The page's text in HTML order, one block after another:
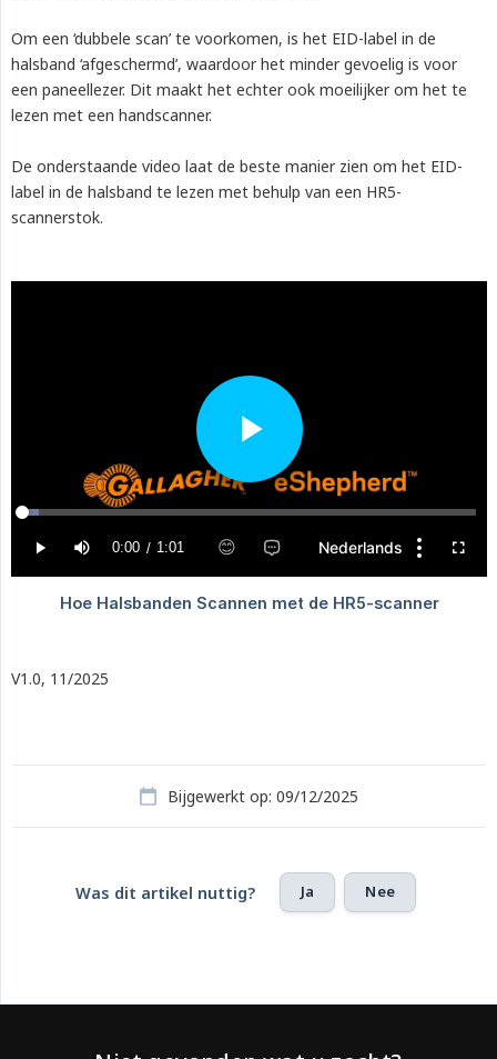
Om een ‘dubbele scan’ te voorkomen, is het EID-label in de
halsband ‘afgeschermd’, waardoor het minder gevoelig is voor
een paneellezer. Dit maakt het echter ook moeilijker om het te
lezen met een handscanner.
De onderstaande video laat de beste manier zien om het EID-
label in de halsband te lezen met behulp van een HR5-
scannerstok.
V1.0, 11/2025
Bijgewerkt op: 09/12/2025
Was dit artikel nuttig? Ja Nee